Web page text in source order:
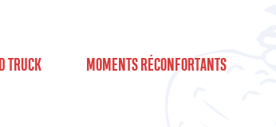
TRUCK MOMENTS RÉCONFORTANTS